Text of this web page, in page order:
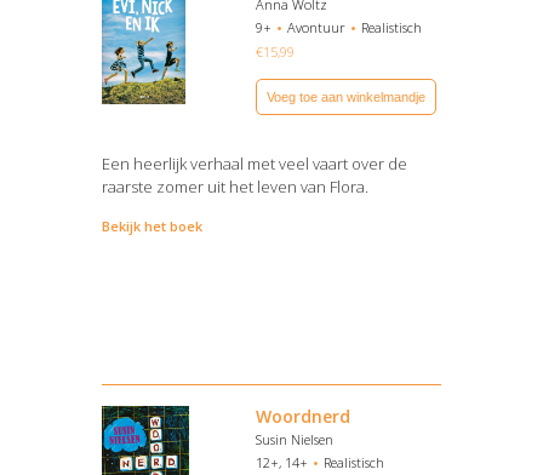
Anna Woltz
9+
Avontuur
Realistisch
€15,99
Voeg toe aan winkelmandje
Een heerlijk verhaal met veel vaart over de
raarste zomer uit het leven van Flora.
Bekijk het boek
Woordnerd
Susin Nielsen
12+, 14+
Realistisch